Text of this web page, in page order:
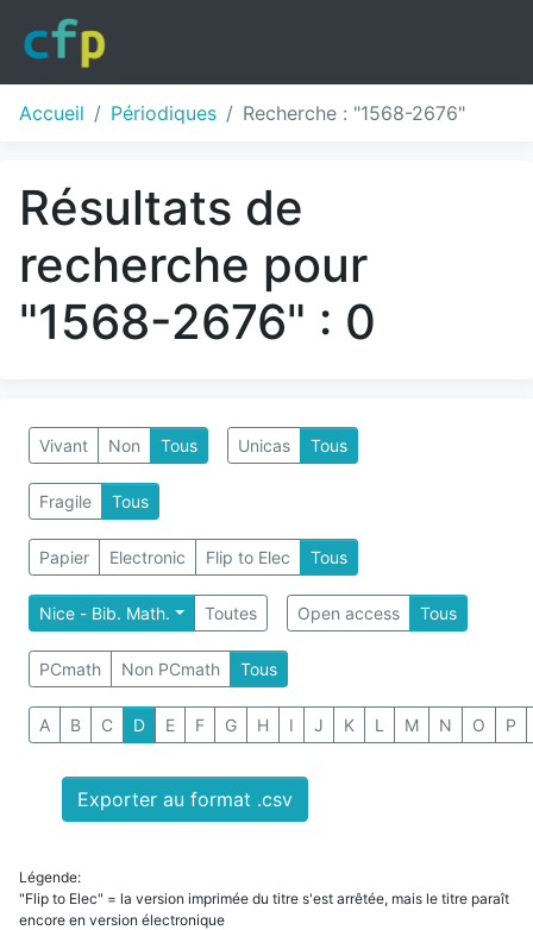
Accueil Périodiques Recherche : "1568-2676"
Résultats de
recherche pour
"1568-2676" : 0
Vivant Non Tous Unicas Tous
Fragile Tous
Papier Electronic Flip to Elec Tous
Nice - Bib. Math. Toutes Open access Tous
PCmath Non PCmath Tous
A B C D E F G H I J K L M N O P
Exporter au format .csv
Légende:
"Flip to Elec" = la version imprimée du titre s'est arrêtée, mais le titre paraît
encore en version électronique